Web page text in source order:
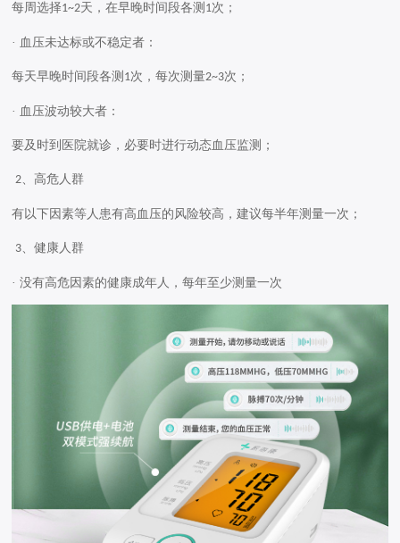
每周选择1~2天，在早晚时间段各测 1次；
· 血压未达标或不稳定者：
每天早晚时间段各测 1次，每次测量2~3次；
· 血压波动较大者：
要及时到医院就诊，必要时进行动态血压监测；
2、高危人群
有以下因素等人患有高血压的风险较高，建议每半年测量一次；
3、健康人群
· 没有高危因素的健康成年人，每年至少测量一次